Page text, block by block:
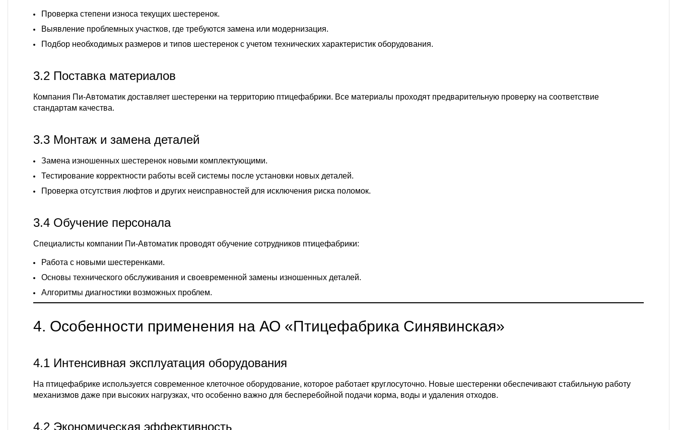
Проверка степени износа текущих шестеренок.
Выявление проблемных участков, где требуются замена или модернизация.
Подбор необходимых размеров и типов шестеренок с учетом технических характеристик оборудования.
3.2 Поставка материалов
Компания Пи-Автоматик доставляет шестеренки на территорию птицефабрики. Все материалы проходят предварительную проверку на соответствие
стандартам качества.
3.3 Монтаж и замена деталей
Замена изношенных шестеренок новыми комплектующими.
Тестирование корректности работы всей системы после установки новых деталей.
Проверка отсутствия люфтов и других неисправностей для исключения риска поломок.
3.4 Обучение персонала
Специалисты компании Пи-Автоматик проводят обучение сотрудников птицефабрики:
Работа с новыми шестеренками.
Основы технического обслуживания и своевременной замены изношенных деталей.
Алгоритмы диагностики возможных проблем.
4. Особенности применения на АО «Птицефабрика Синявинская»
4.1 Интенсивная эксплуатация оборудования
На птицефабрике используется современное клеточное оборудование, которое работает круглосуточно. Новые шестеренки обеспечивают стабильную работу
механизмов даже при высоких нагрузках, что особенно важно для бесперебойной подачи корма, воды и удаления отходов.
4.2 Экономическая эффективность